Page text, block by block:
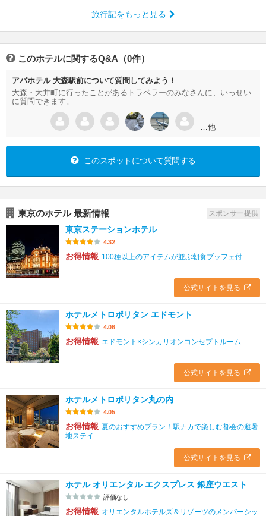
旅行記をもっと見る
このホテルに関するQ&A（0件）
アパホテル 大森駅前について質問してみよう！
大森・大井町に行ったことがあるトラベラーのみなさんに、いっせい
に質問できます。
…他
このスポットについて質問する
東京のホテル 最新情報 スポンサー提供
東京ステーションホテル
4.32
お得情報 100種以上のアイテムが並ぶ朝食ブッフェ付
公式サイトを見る
ホテルメトロポリタン エドモント
4.06
お得情報 エドモント×シンカリオンコンセプトルーム
公式サイトを見る
ホテルメトロポリタン丸の内
4.05
お得情報 夏のおすすめプラン！駅ナカで楽しむ都会の避暑
地ステイ
公式サイトを見る
ホテル オリエンタル エクスプレス 銀座ウエスト
評価なし
お得情報 オリエンタルホテルズ＆リゾーツのメンバーシッ